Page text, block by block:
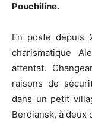
Pouchiline.
En poste depuis
charismatique
attentat.
raisons de
dans un petit
Berdiansk, à deux